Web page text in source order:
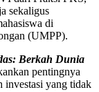
sekaligus
di
(UMPP).
Berkah Dunia
pentingnya
investasi yang tidak